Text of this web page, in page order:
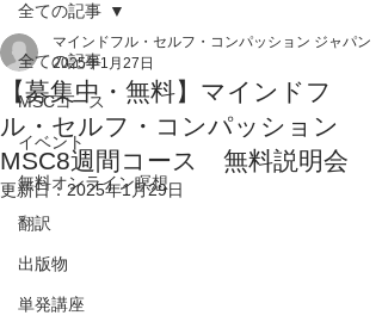
全ての記事
MSCコース
イベント
無料オンライン瞑想
翻訳
出版物
単発講座
全ての記事
【募集中・無料】マインドフ
ル・セルフ・コンパッション
MSC8週間コース 無料説明会
マインドフル・セルフ・コンパッション ジャパン
2025年1月27日
更新日： 2025年1月29日